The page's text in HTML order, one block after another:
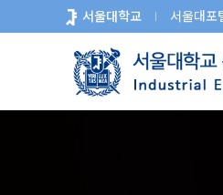
로
서울대학교 서울대포